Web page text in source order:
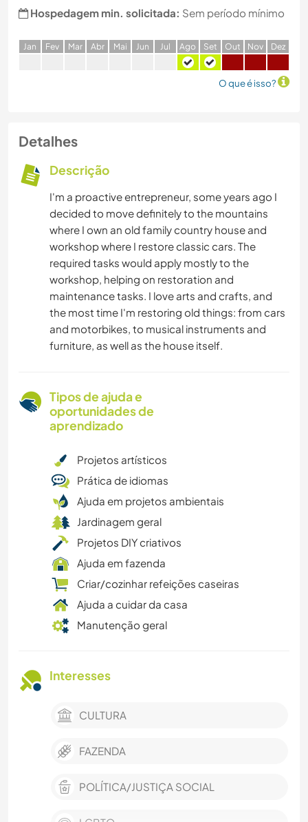
Hospedagem min. solicitada: Sem período mínimo
Jan Fev Mar Abr Mai Jun Jul Ago Set Out Nov Dez
O que é isso?
Detalhes
Descrição
I'm a proactive entrepreneur, some years ago I
decided to move definitely to the mountains
where I own an old family country house and
workshop where I restore classic cars. The
required tasks would apply mostly to the
workshop, helping on restoration and
maintenance tasks. I love arts and crafts, and
the most time I'm restoring old things: from cars
and motorbikes, to musical instruments and
furniture, as well as the house itself.
Tipos de ajuda e
oportunidades de
aprendizado
Projetos artísticos
Prática de idiomas
Ajuda em projetos ambientais
Jardinagem geral
Projetos DIY criativos
Ajuda em fazenda
Criar/cozinhar refeições caseiras
Ajuda a cuidar da casa
Manutenção geral
Interesses
CULTURA
FAZENDA
POLÍTICA/JUSTIÇA SOCIAL